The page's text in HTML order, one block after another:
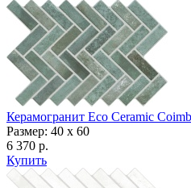
Керамогранит Eco Ceramic
Размер: 40 x 60
6 370 р.
Купить